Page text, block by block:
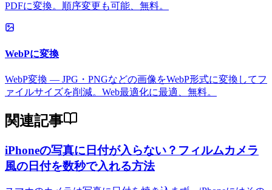
PDFに変換。順序変更も可能、無料。
WebPに変換
WebP変換 — JPG・PNGなどの画像をWebP形式に変換してフ
ァイルサイズを削減。Web最適化に最適、無料。
関連記事
iPhoneの写真に日付が入らない？フィルムカメラ
風の日付を数秒で入れる方法